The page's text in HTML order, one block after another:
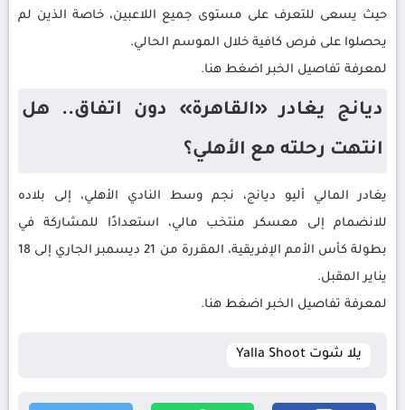
حيث يسعى للتعرف على مستوى جميع اللاعبين، خاصة الذين لم
يحصلوا على فرص كافية خلال الموسم الحالي.
لمعرفة تفاصيل الخبر اضغط هنا.
ديانج يغادر «القاهرة» دون اتفاق.. هل
انتهت رحلته مع الأهلي؟
يغادر المالي أليو ديانج، نجم وسط النادي الأهلي، إلى بلاده
للانضمام إلى معسكر منتخب مالي، استعدادًا للمشاركة في
بطولة كأس الأمم الإفريقية، المقررة من 21 ديسمبر الجاري إلى 18
يناير المقبل.
لمعرفة تفاصيل الخبر اضغط هنا.
يلا شوت Yalla Shoot